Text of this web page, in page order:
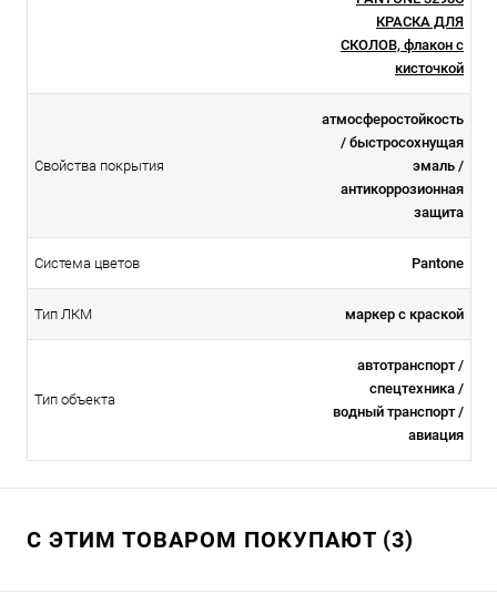
КРАСКА ДЛЯ
СКОЛОВ, флакон с
кисточкой
Свойства покрытия
атмосферостойкоcть
/ быстросохнущая
эмаль /
антикоррозионная
защита
Система цветов Pantone
Тип ЛКМ маркер с краской
Тип объекта
автотранспорт /
спецтехника /
водный транспорт /
авиация
С ЭТИМ ТОВАРОМ ПОКУПАЮТ (3)